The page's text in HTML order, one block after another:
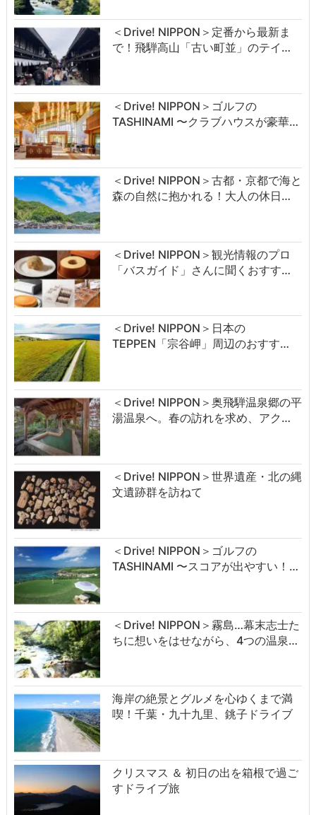
＜Drive! NIPPON＞定番から最新ま
で！飛騨高山「古い町並」のテイ…
＜Drive! NIPPON＞ゴルフの
TASHINAMI 〜クラブハウスが豪華…
＜Drive! NIPPON＞古都・京都で海と
森の自然に抱かれる！大人の休日…
＜Drive! NIPPON＞観光情報のプロ
「バスガイド」さんに聞くおすす…
＜Drive! NIPPON＞日本の
TEPPEN「宗谷岬」周辺のおすす…
＜Drive! NIPPON＞奥飛騨温泉郷の平
湯温泉へ。春の訪れを求め、アク…
＜Drive! NIPPON＞世界遺産・北の縄
文遺跡群を訪ねて
＜Drive! NIPPON＞ゴルフの
TASHINAMI 〜スコアが出やすい！…
＜Drive! NIPPON＞霧島…幕末志士た
ちに想いをはせながら、4つの温泉…
海岸の絶景とグルメを心ゆくまで満
喫！千葉・九十九里、銚子ドライブ
クリスマス ＆ 初日の出を箱根で過ご
すドライブ旅